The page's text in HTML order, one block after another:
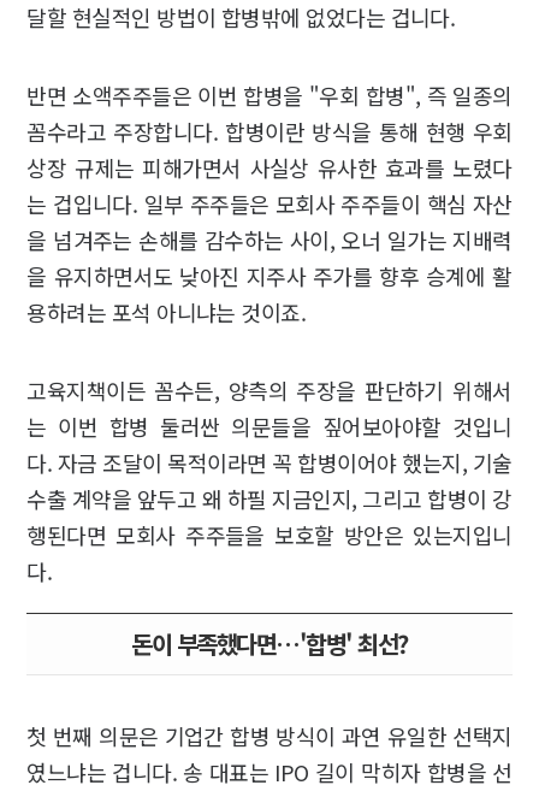
달할 현실적인 방법이 합병밖에 없었다는 겁니다.
반면 소액주주들은 이번 합병을 "우회 합병", 즉 일종의
꼼수라고 주장합니다. 합병이란 방식을 통해 현행 우회
상장 규제는 피해가면서 사실상 유사한 효과를 노렸다
는 겁입니다. 일부 주주들은 모회사 주주들이 핵심 자산
을 넘겨주는 손해를 감수하는 사이, 오너 일가는 지배력
을 유지하면서도 낮아진 지주사 주가를 향후 승계에 활
용하려는 포석 아니냐는 것이죠.
고육지책이든 꼼수든, 양측의 주장을 판단하기 위해서
는 이번 합병 둘러싼 의문들을 짚어보아야할 것입니
다. 자금 조달이 목적이라면 꼭 합병이어야 했는지, 기술
수출 계약을 앞두고 왜 하필 지금인지, 그리고 합병이 강
행된다면 모회사 주주들을 보호할 방안은 있는지입니
다.
돈이 부족했다면…'합병' 최선?
첫 번째 의문은 기업간 합병 방식이 과연 유일한 선택지
였느냐는 겁니다. 송 대표는 IPO 길이 막히자 합병을 선